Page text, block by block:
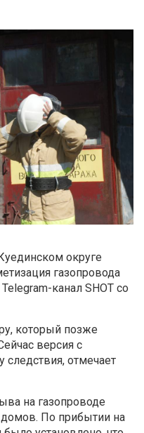
округе
газопровода
канал SHOT со
который позже
версия с
следствия, отмечает
на газопроводе
По прибытии на